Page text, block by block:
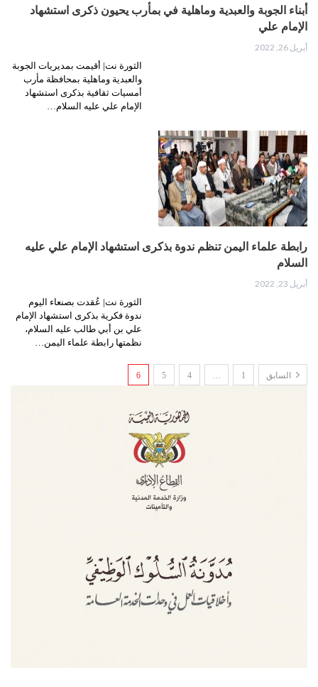
أبناء الجوبة والعبدية وماهلية في بمأرب يحيون ذكرى استشهاد
الإمام علي
أبريل 26, 2022
الثورة نت| أقيمت بمديريات الجوبة
والعبدية وماهلية بمحافظة مأرب
أمسيات ثقافية بذكرى استشهاد
الإمام علي عليه السلام…
رابطة علماء اليمن تنظم ندوة بذكرى استشهاد الإمام علي عليه
السلام
أبريل 23, 2022
الثورة نت| عُقدت بصنعاء اليوم
ندوة فكرية بذكرى استشهاد الإمام
علي بن أبي طالب عليه السلام،
نظمتها رابطة علماء اليمن…
السابق 1
4
5
6